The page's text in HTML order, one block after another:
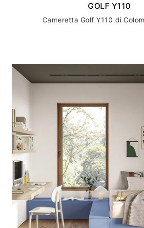
GOLF Y110
Cameretta Golf Y110 di